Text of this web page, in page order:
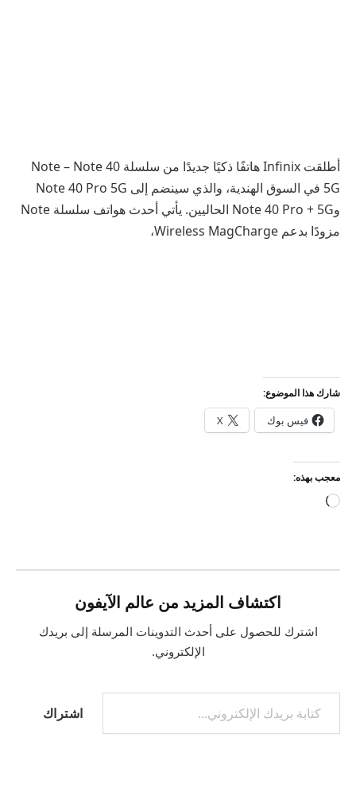
أطلقت Infinix هاتفًا ذكيًا جديدًا من سلسلة Note – Note 40
5G في السوق الهندية، والذي سينضم إلى Note 40 Pro 5G
وNote 40 Pro + 5G الحاليين. يأتي أحدث هواتف سلسلة Note
مزودًا بدعم Wireless MagCharge،
شارك هذا الموضوع:
فيس بوك X
معجب بهذه:
جاري
اكتشاف المزيد من عالم الآيفون
اشترك للحصول على أحدث التدوينات المرسلة إلى بريدك
الإلكتروني.
كتابة بريدك الإلكتروني...
اشتراك